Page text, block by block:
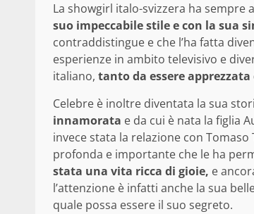
La showgirl italo-svizzera ha
suo impeccabile stile e con la sua
contraddistingue e che l’ha fatta
esperienze in ambito televisivo e
italiano, tanto da essere
Celebre è inoltre diventata la sua
innamorata e da cui è nata la figlia
invece stata la relazione con
profonda e importante che le ha
stata una vita ricca di gioie, e
l’attenzione è infatti anche la sua
quale possa essere il suo segreto.